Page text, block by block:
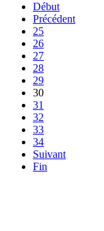
Début
Précédent
25
26
27
28
29
30
31
32
33
34
Suivant
Fin